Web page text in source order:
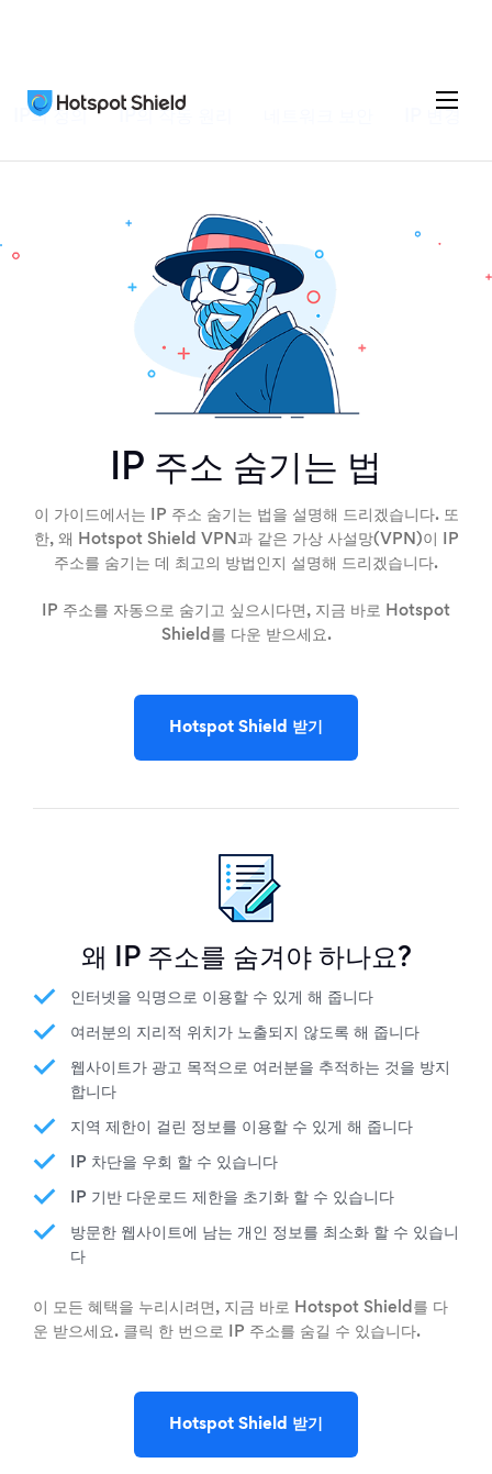
IP의 정의
IP 주소 숨기는 법
이 가이드에서는 IP 주소 숨기는 법을 설명해 드리겠습니다. 또
한, 왜 Hotspot Shield VPN과 같은 가상 사설망(VPN)이 IP
주소를 숨기는 데 최고의 방법인지 설명해 드리겠습니다.
IP 주소를 자동으로 숨기고 싶으시다면, 지금 바로 Hotspot
Shield를 다운 받으세요.
Hotspot Shield 받기
왜 IP 주소를 숨겨야 하나요?
인터넷을 익명으로 이용할 수 있게 해 줍니다
여러분의 지리적 위치가 노출되지 않도록 해 줍니다
웹사이트가 광고 목적으로 여러분을 추적하는 것을 방지
합니다
지역 제한이 걸린 정보를 이용할 수 있게 해 줍니다
IP 차단을 우회 할 수 있습니다
IP 기반 다운로드 제한을 초기화 할 수 있습니다
방문한 웹사이트에 남는 개인 정보를 최소화 할 수 있습니
다
이 모든 혜택을 누리시려면, 지금 바로 Hotspot Shield를 다
운 받으세요. 클릭 한 번으로 IP 주소를 숨길 수 있습니다.
Hotspot Shield 받기